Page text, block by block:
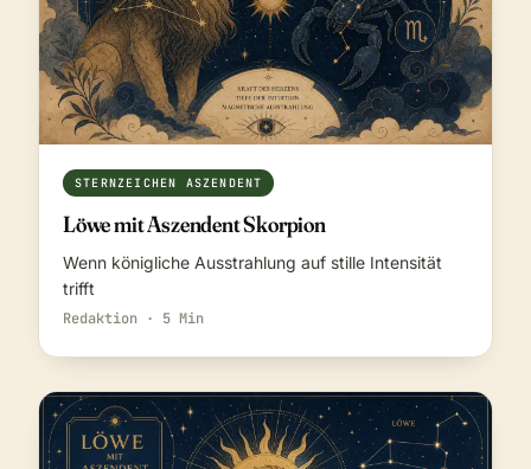
STERNZEICHEN ASZENDENT
Löwe mit Aszendent Skorpion
Wenn königliche Ausstrahlung auf stille Intensität
trifft
Redaktion · 5 Min